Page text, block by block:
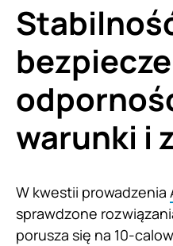
warunki i
W kwestii prowadzenia
sprawdzone
porusza się na 10-